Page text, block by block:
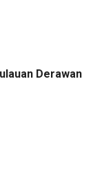
Derawan